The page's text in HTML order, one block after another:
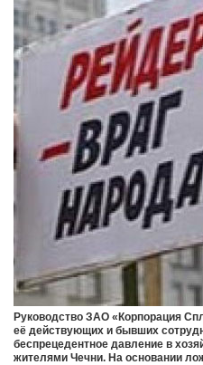
Руководство ЗАО «Корпорация
её действующих и бывших
беспрецедентное давление в
жителями Чечни. На основании